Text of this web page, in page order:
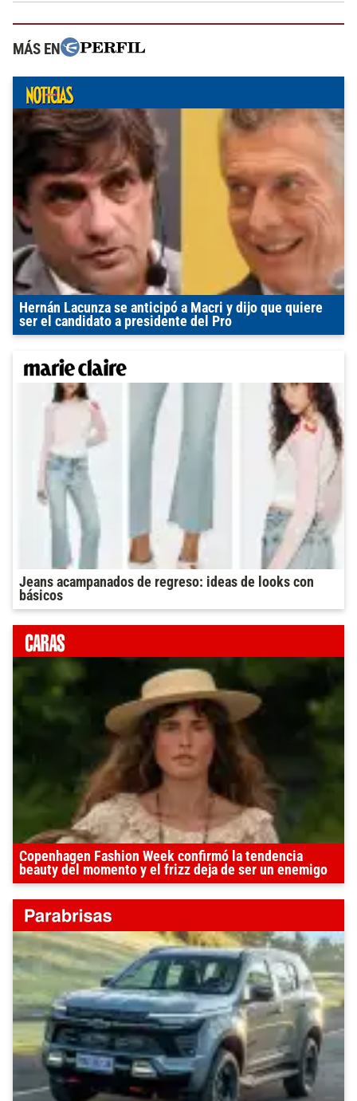
MÁS EN
Hernán Lacunza se anticipó a Macri y dijo que quiere
ser el candidato a presidente del Pro
Jeans acampanados de regreso: ideas de looks con
básicos
Copenhagen Fashion Week confirmó la tendencia
beauty del momento y el frizz deja de ser un enemigo